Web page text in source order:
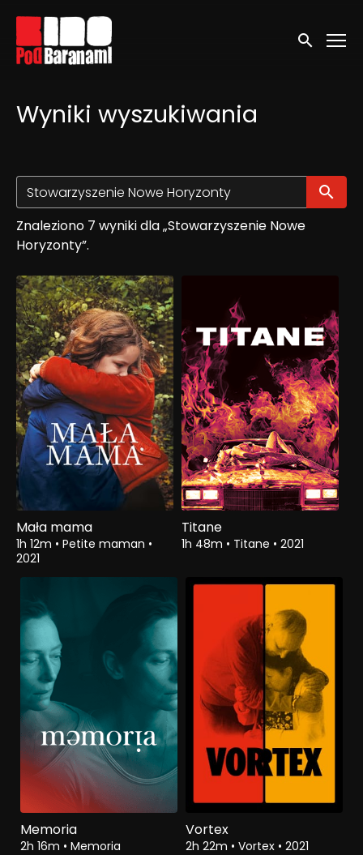
Linki ułatwień dostępu
Wyszukaj
Wyniki wyszukiwania
Znaleziono 7 wyniki dla „Stowarzyszenie Nowe
Horyzonty”.
Mała mama
1h 12m • Petite maman •
2021
Titane
1h 48m • Titane • 2021
Memoria
2h 16m • Memoria
Vortex
2h 22m • Vortex • 2021